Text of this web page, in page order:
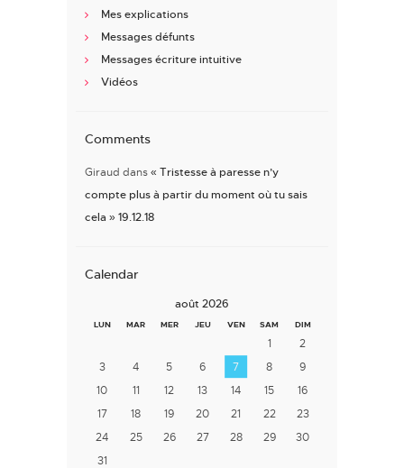
Mes explications
Messages défunts
Messages écriture intuitive
Vidéos
Comments
Giraud dans « Tristesse à paresse n’y
compte plus à partir du moment où tu sais
cela » 19.12.18
Calendar
août 2026
LUN MAR MER JEU VEN SAM DIM
1
2
3
4 5 6 7 8
9
10
11 12 13 14 15
16
17
18 19 20 21 22
23
24
25 26 27 28 29
30
31